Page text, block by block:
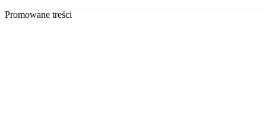
Promowane treści